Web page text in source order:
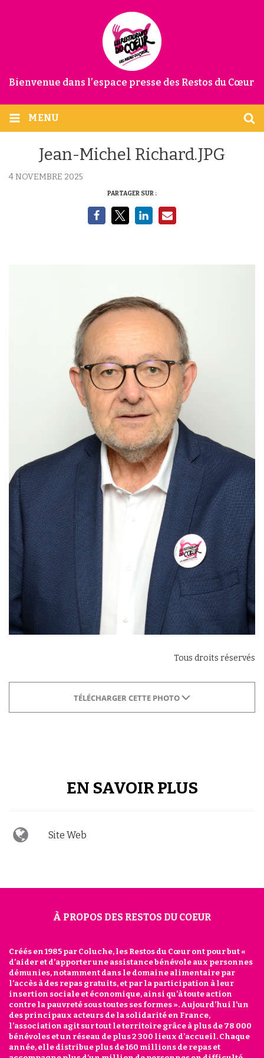
Bienvenue dans l’espace presse des Restos du Cœur
MENU
Jean-Michel Richard.JPG
4 NOVEMBRE 2025
PARTAGER SUR :
Tous droits réservés
TÉLÉCHARGER CETTE PHOTO
EN SAVOIR PLUS
Site Web
À PROPOS DES RESTOS DU COEUR
Créés en 1985 par Coluche, les Restos du Cœur ont pour but «
d’aider et d’apporter une assistance bénévole aux personnes
démunies, notamment dans le domaine alimentaire par
l’accès à des repas gratuits, et par la participation à leur
insertion sociale et économique, ainsi qu’à toute action
contre la pauvreté sous toutes ses formes ». Aujourd’hui l’un
des principaux acteurs de la solidarité en France,
l’association agit sur tout le territoire grâce à plus de 78 000
bénévoles et un réseau de plus 2 300 lieux d’accueil. Chaque
année, elle distribue plus de 160 millions de repas et